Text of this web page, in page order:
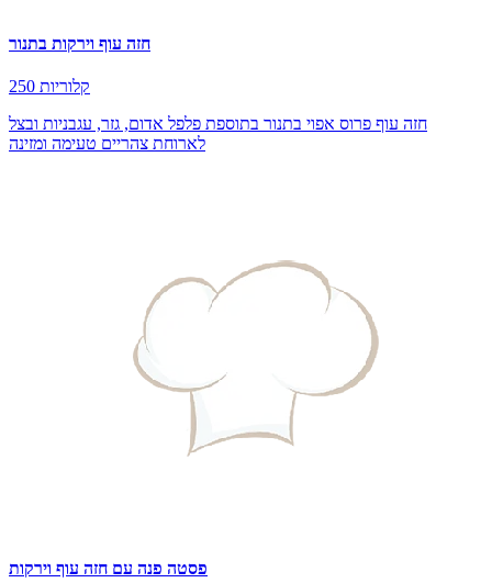
חזה עוף וירקות בתנור
250 קלוריות
חזה עוף פרוס אפוי בתנור בתוספת פלפל אדום, גזר, עגבניות ובצל
לארוחת צהריים טעימה ומזינה
פסטה פנה עם חזה עוף וירקות